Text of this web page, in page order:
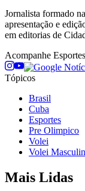
Jornalista formado
apresentação e
em editorias de
Acompanhe Esportes
Tópicos
Brasil
Cuba
Esportes
Pre Olimpico
Volei
Volei
Mais Lidas